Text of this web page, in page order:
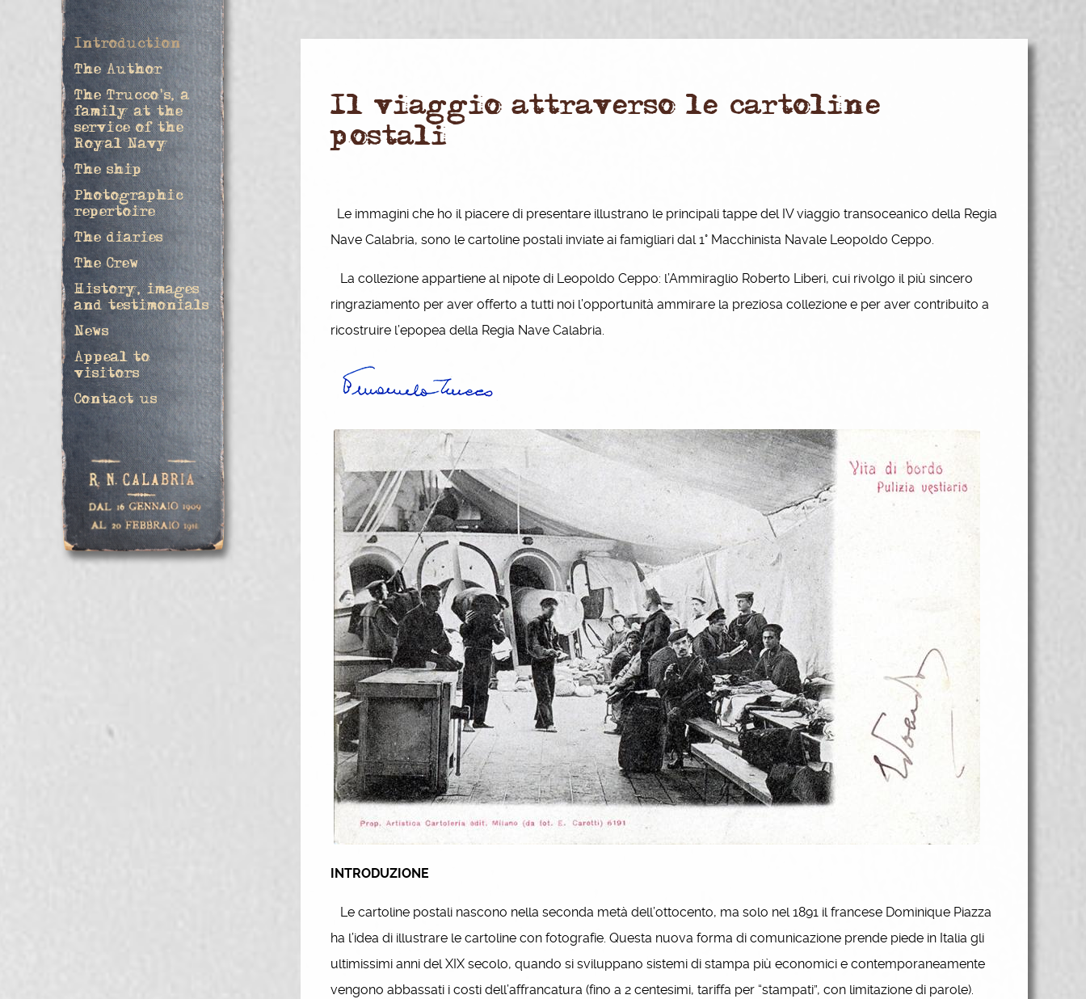
Introduction
The Author
The Trucco's, a
family at the
service of the
Royal Navy
The ship
Photographic
repertoire
The diaries
The Crew
History, images
and testimonials
News
Appeal to
visitors
Contact us
Il viaggio attraverso le cartoline
postali
Le immagini che ho il piacere di presentare illustrano le principali tappe del IV viaggio transoceanico della Regia
Nave Calabria, sono le cartoline postali inviate ai famigliari dal 1° Macchinista Navale Leopoldo Ceppo.
La collezione appartiene al nipote di Leopoldo Ceppo: l’Ammiraglio Roberto Liberi, cui rivolgo il più sincero
ringraziamento per aver offerto a tutti noi l’opportunità ammirare la preziosa collezione e per aver contribuito a
ricostruire l’epopea della Regia Nave Calabria.
INTRODUZIONE
Le cartoline postali nascono nella seconda metà dell’ottocento, ma solo nel 1891 il francese Dominique Piazza
ha l’idea di illustrare le cartoline con fotografie. Questa nuova forma di comunicazione prende piede in Italia gli
ultimissimi anni del XIX secolo, quando si sviluppano sistemi di stampa più economici e contemporaneamente
vengono abbassati i costi dell’affrancatura (fino a 2 centesimi, tariffa per “stampati”, con limitazione di parole).